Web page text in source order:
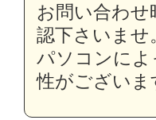
お問い合わ
認下さいませ
パソコンによ
性がございま